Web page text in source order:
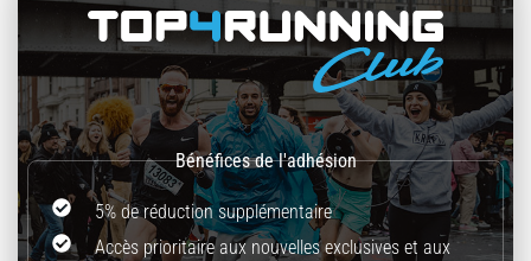
5% de réduction supplémentaire
Accès prioritaire aux nouvelles exclusives et aux